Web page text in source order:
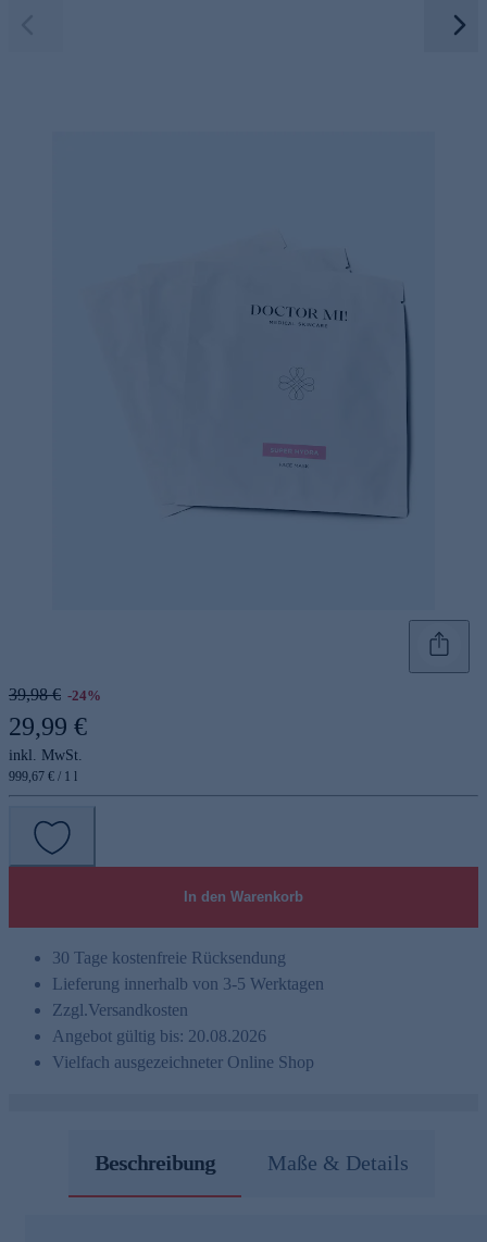
39,98 € -24%
29,99 €
inkl. MwSt.
999,67 € / 1 l
In den Warenkorb
30 Tage kostenfreie Rücksendung
Lieferung innerhalb von 3-5 Werktagen
Zzgl.Versandkosten
Angebot gültig bis: 20.08.2026
Vielfach ausgezeichneter Online Shop
Beschreibung Maße & Details